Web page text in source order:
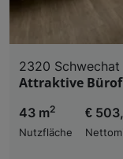
2320 Schwechat
Attraktive
43 m2
Nutzfläche
€